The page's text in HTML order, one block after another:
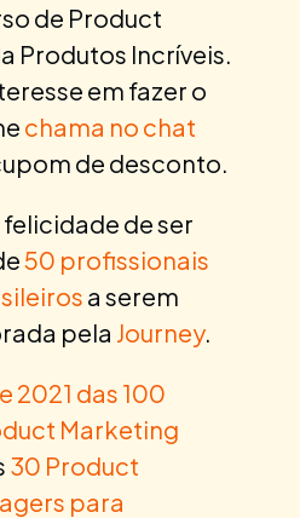
de Product
Produtos Incríveis.
em fazer o
chama no chat
de desconto.
felicidade de ser
50 profissionais
a serem
pela Journey.
2021 das 100
Marketing
30 Product
para